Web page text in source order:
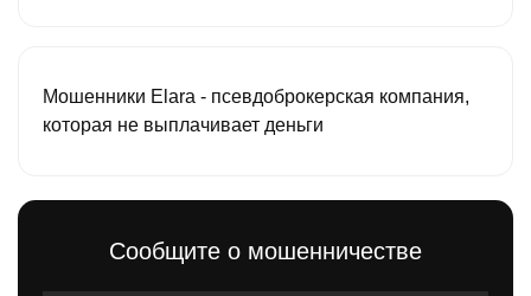
Мошенники Elara - псевдоброкерская компания,
которая не выплачивает деньги
Сообщите о мошенничестве